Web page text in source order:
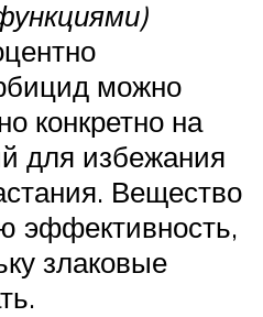
можно
конкретно на
для избежания
Вещество
эффективность,
злаковые